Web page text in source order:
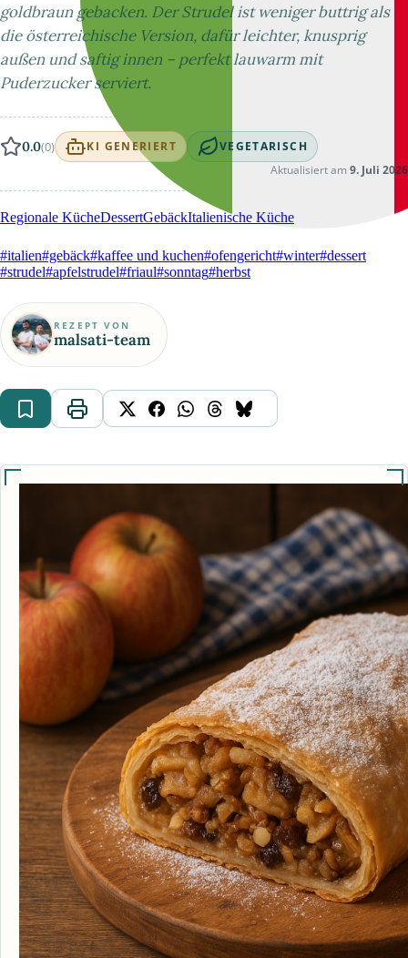
goldbraun gebacken. Der Strudel ist weniger buttrig als
die österreichische Version, dafür leichter, knusprig
außen und saftig innen – perfekt lauwarm mit
Puderzucker serviert.
0.0(0) KI GENERIERT VEGETARISCH
Aktualisiert am 9. Juli 2026
Regionale KücheDessertGebäckItalienische Küche
#italien#gebäck#kaffee und kuchen#ofengericht#winter#dessert
#strudel#apfelstrudel#friaul#sonntag#herbst
REZEPT VON
malsati-team